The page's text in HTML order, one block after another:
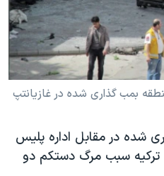
بمب گذاری شده در غازیانتپ
شده در مقابل اداره پلیس
ترکیه سبب مرگ دستکم دو